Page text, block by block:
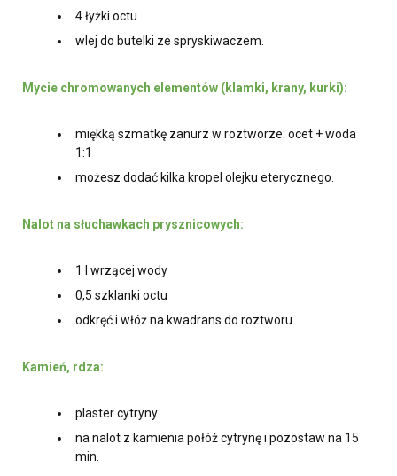
4 łyżki octu
wlej do butelki ze spryskiwaczem.
Mycie chromowanych elementów (klamki, krany, kurki):
miękką szmatkę zanurz w roztworze: ocet + woda
1:1
możesz dodać kilka kropel olejku eterycznego.
Nalot na słuchawkach prysznicowych:
1 l wrzącej wody
0,5 szklanki octu
odkręć i włóż na kwadrans do roztworu.
Kamień, rdza:
plaster cytryny
na nalot z kamienia połóż cytrynę i pozostaw na 15
min.